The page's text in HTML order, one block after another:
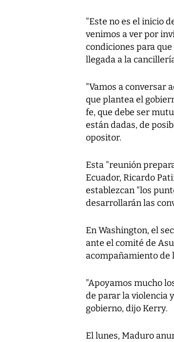
"Este no es el inicio
venimos a ver por
condiciones para
llegada a la
"Vamos a conversar
que plantea el
fe, que debe ser
están dadas, de
opositor.
Esta "reunión
Ecuador, Ricardo
establezcan "los
desarrollarán las
En Washington, el
ante el comité de
acompañamiento de
"Apoyamos mucho
de parar la violencia
gobierno, dijo Kerry.
El lunes, Maduro